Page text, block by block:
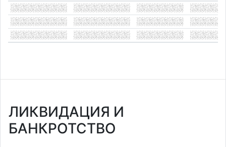
ЛИКВИДАЦИЯ И
БАНКРОТСТВО